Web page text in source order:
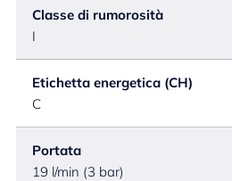
Classe di rumorosità
I
Etichetta energetica (CH)
C
Portata
19 l/min (3 bar)